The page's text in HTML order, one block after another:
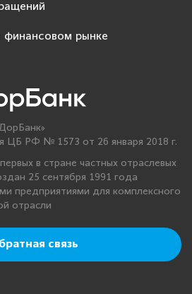
финансовом рынке
ЦБ РФ № 1573 от 26 января 2018 г.
в стране частных отраслевых
25 сентября 1991 года
предприятиями для комплексного
отрасли
связь